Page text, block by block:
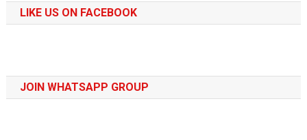
LIKE US ON FACEBOOK
JOIN WHATSAPP GROUP